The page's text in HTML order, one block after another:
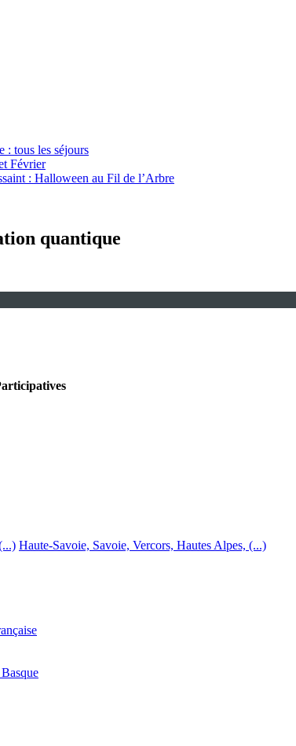
: tous les séjours
Février
: Halloween au Fil de l’Arbre
quantique
Haute-Savoie, Savoie, Vercors, Hautes Alpes, (...)